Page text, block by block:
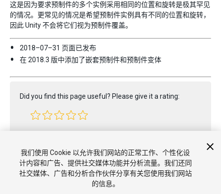
这是因为要求预制件的多个实例采用相同的位置和旋转是极其罕见
的情况。更常见的情况是希望预制件实例具有不同的位置和旋转，
因此 Unity 不会将它们视为预制件覆盖。
2018–07–31 页面已发布
在 2018.3 版中添加了嵌套预制件和预制件变体
Did you find this page useful? Please give it a rating:
我们使用 Cookie 以允许我们网站的正常工作、个性化设
计内容和广告、提供社交媒体功能并分析流量。我们还同
社交媒体、广告和分析合作伙伴分享有关您使用我们网站
的信息。